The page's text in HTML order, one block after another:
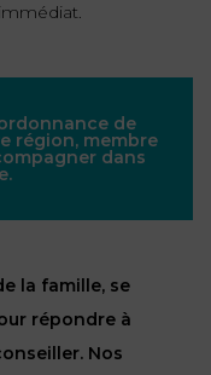
de
région, membre
dans
la famille, se
répondre à
Nos